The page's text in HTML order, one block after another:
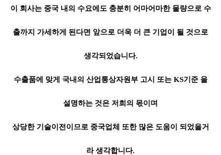
이 회사는 중국 내의 수요에도 충분히 어마어마한 물량으로 수
출까지 가세하게 된다면 앞으로 더욱 더 큰 기업이 될 것으로
생각되었습니다.
수출품에 맞게 국내의 산업통상자원부 고시 또는 KS기준 을
설명하는 것은 저희의 몫이며
상당한 기술이전이므로 중국업체 또한 많은 도움이 되었을거
라 생각합니다.